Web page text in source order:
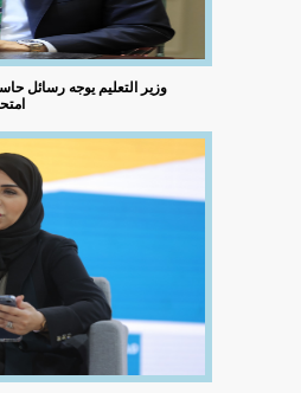
وزير التعليم يوجه رسائل